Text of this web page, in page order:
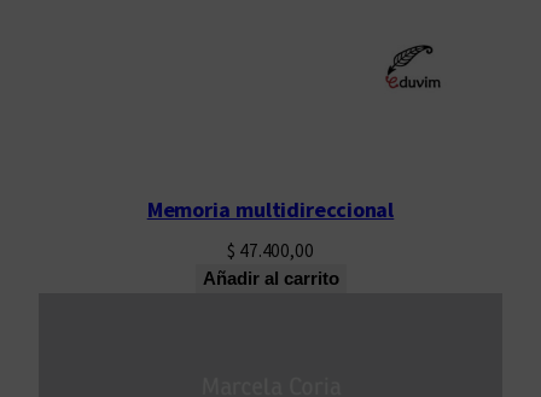
Memoria multidireccional
$ 47.400,00
Añadir al carrito